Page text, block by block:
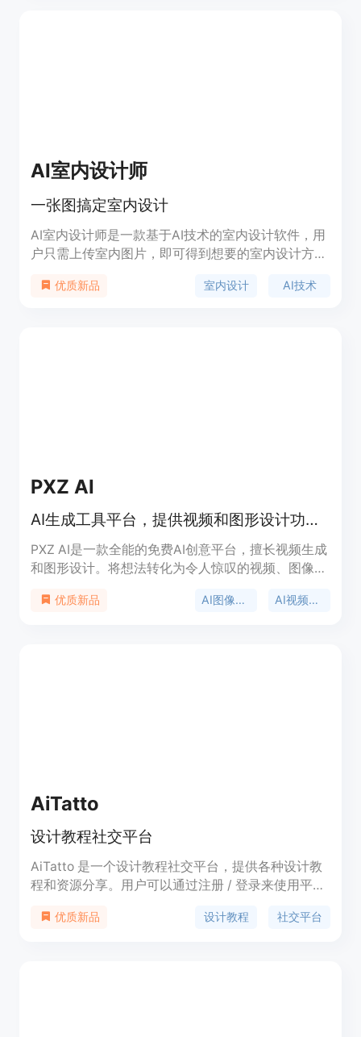
AI室内设计师
一张图搞定室内设计
AI室内设计师是一款基于AI技术的室内设计软件，用
户只需上传室内图片，即可得到想要的室内设计方
间和费用，还能够提供更加个性化的设计方案。AI室
优质新品 室内设计 AI技术
PXZ AI
AI生成工具平台，提供视频和图形设计功能，助力创意制作。
PXZ AI是一款全能的免费AI创意平台，擅长视频生成
和图形设计。将想法转化为令人惊叹的视频、图像和
优质新品 AI图像生成 AI视频生成
AiTatto
设计教程社交平台
AiTatto 是一个设计教程社交平台，提供各种设计教
程和资源分享。用户可以通过注册 / 登录来使用平
手。在 AiTatto 上，用户可以学习各种设计技巧和知
优质新品 设计教程 社交平台